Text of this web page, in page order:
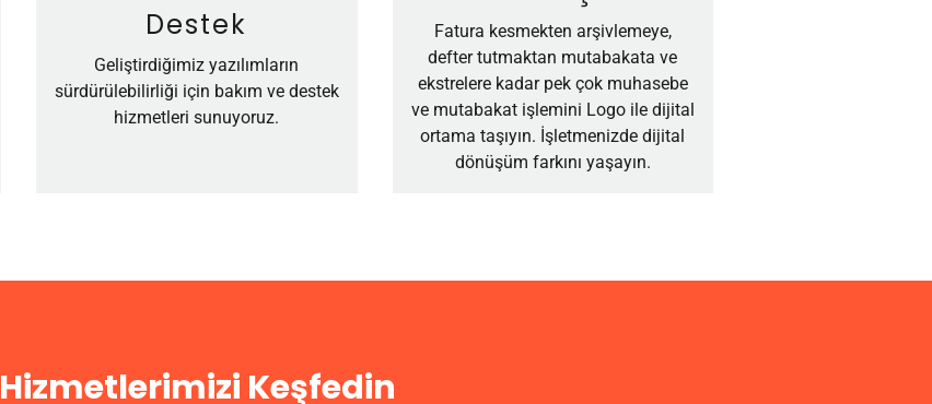
Destek
Geliştirdiğimiz yazılımların
sürdürülebilirliği için bakım ve destek
hizmetleri sunuyoruz.
Fatura kesmekten arşivlemeye,
defter tutmaktan mutabakata ve
ekstrelere kadar pek çok muhasebe
ve mutabakat işlemini Logo ile dijital
ortama taşıyın. İşletmenizde dijital
dönüşüm farkını yaşayın.
Hizmetlerimizi Keşfedin